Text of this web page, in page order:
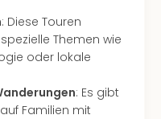
: Diese Touren
Themen wie
oder lokale
: Es gibt
Familien mit